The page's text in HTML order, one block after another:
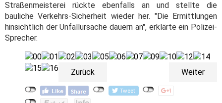
Straßenmeisterei rückte ebenfalls an und stellte die
bauliche Verkehrs-Sicherheit wieder her. "Die Ermittlungen
hinsichtlich der Unfallursache dauern an", erklärte ein Polizei-
Sprecher.
Zurück Weiter